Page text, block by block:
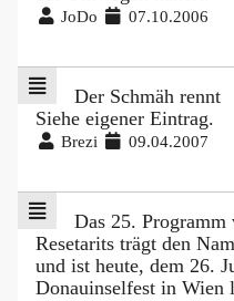
JoDo 07.10.2006
Der Schmäh rennt
Siehe eigener Eintrag.
Brezi 09.04.2007
Das 25.
Resetarits trägt den
und ist heute, dem 26.
Donauinselfest in Wien